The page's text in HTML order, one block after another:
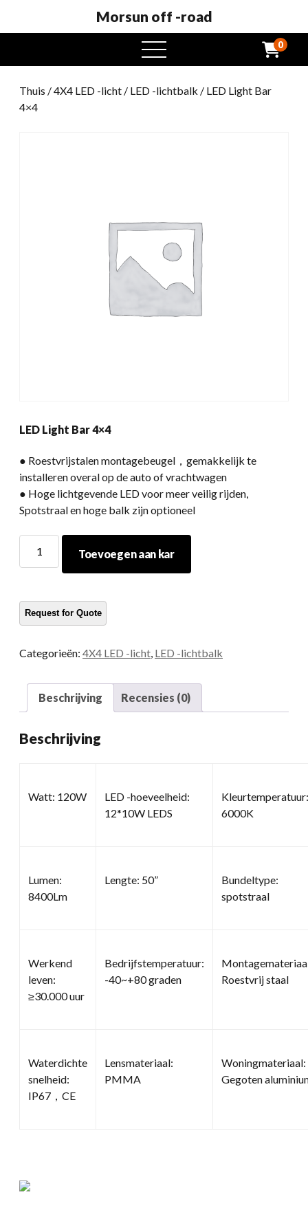
Morsun off -road
Open
het
0
Thuis /4X4 LED -licht / LED -lichtbalk / LED Light Bar
4×4
LED Light Bar 4×4
● Roestvrijstalen montagebeugel，gemakkelijk te
installeren overal op de auto of vrachtwagen
● Hoge lichtgevende LED voor meer veilig rijden,
Spotstraal en hoge balk zijn optioneel
hoeveelheid
Toevoegen aan kar
Categorieën: 4X4 LED -licht LED -lichtbalk
Beschrijving Recensies (0)
Beschrijving
Watt: 120W
LED -hoeveelheid:
12*10W LEDS
Kleurtemperatuur:
6000K
Lumen:
8400Lm
Lengte: 50”
Bundeltype:
spotstraal
Werkend
leven:
≥30.000 uur
Bedrijfstemperatuur:
-40~+80 graden
Roestvrij staal
Waterdichte
snelheid:
IP67，CE
Lensmateriaal:
PMMA
Woningmateriaal:
Gegoten